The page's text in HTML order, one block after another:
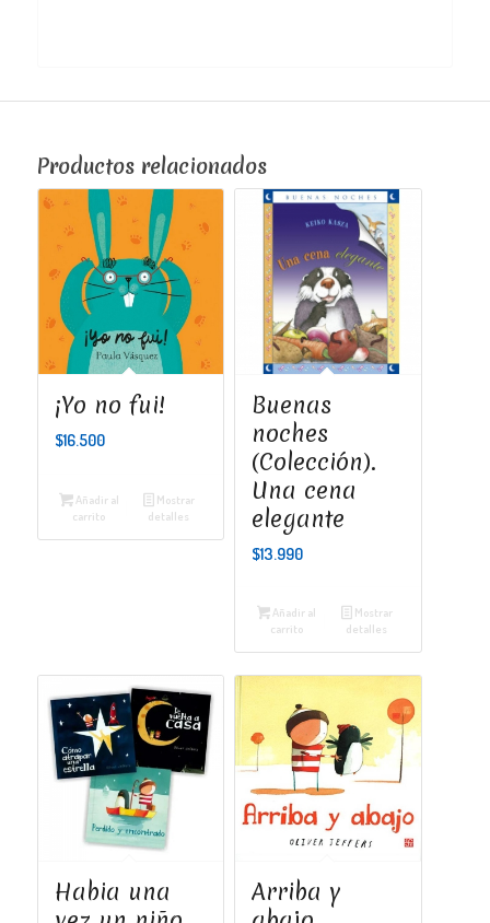
Productos relacionados
¡Yo no fui!
$16.500
Añadir al
carrito
Mostrar
detalles
Buenas
noches
(Colección).
Una cena
elegante
$13.990
Añadir al
carrito
Mostrar
detalles
Habia una
Arriba y